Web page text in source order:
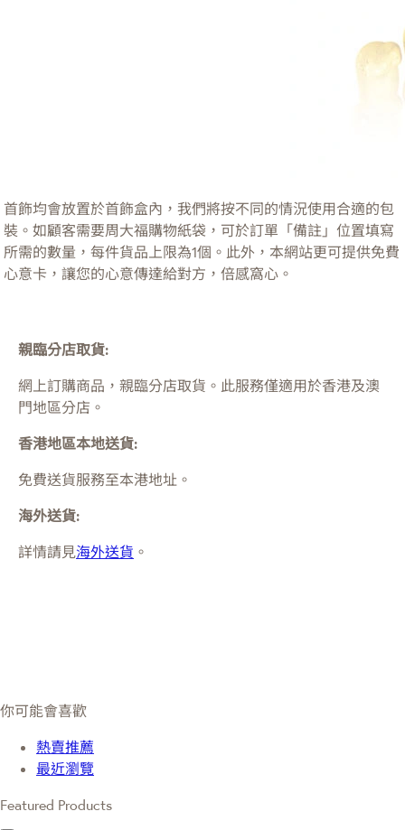
首飾均會放置於首飾盒內，我們將按不同的情況使用合適的包
裝。如顧客需要周大福購物紙袋，可於訂單「備註」位置填寫
所需的數量，每件貨品上限為1個。此外，本網站更可提供免費
心意卡，讓您的心意傳達給對方，倍感窩心。
親臨分店取貨:
網上訂購商品，親臨分店取貨。此服務僅適用於香港及澳
門地區分店。
香港地區本地送貨:
免費送貨服務至本港地址。
海外送貨:
詳情請見海外送貨 。
你可能會喜歡
熱賣推薦
最近瀏覽
Featured Products